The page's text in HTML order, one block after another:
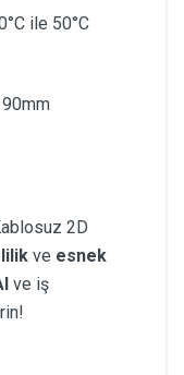
ile 50°C
2D
ve esnek
ve iş